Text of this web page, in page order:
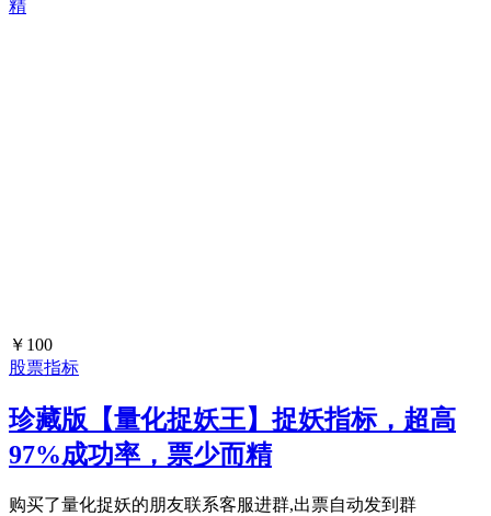
￥100
股票指标
珍藏版【量化捉妖王】捉妖指标，超高
97%成功率，票少而精
购买了量化捉妖的朋友联系客服进群,出票自动发到群